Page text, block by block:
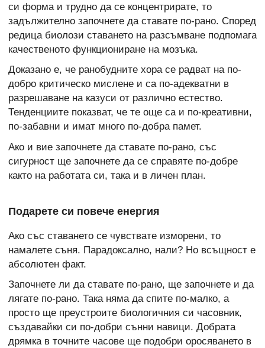
си форма и трудно да се концентрирате, то
задължително започнете да ставате по-рано. Според
редица биолози ставането на разсъмване подпомага
качественото функциониране на мозъка.
Доказано е, че ранобудните хора се радват на по-
добро критическо мислене и са по-адекватни в
разрешаване на казуси от различно естество.
Тенденциите показват, че те още са и по-креативни,
по-забавни и имат много по-добра памет.
Ако и вие започнете да ставате по-рано, със
сигурност ще започнете да се справяте по-добре
както на работата си, така и в личен план.
Подарете си повече енергия
Ако със ставането се чувствате изморени, то
намалете съня. Парадоксално, нали? Но всъщност е
абсолютен факт.
Започнете ли да ставате по-рано, ще започнете и да
лягате по-рано. Така няма да спите по-малко, а
просто ще преустроите биологичния си часовник,
създавайки си по-добри сънни навици. Добрата
дрямка в точните часове ще подобри оросяването в